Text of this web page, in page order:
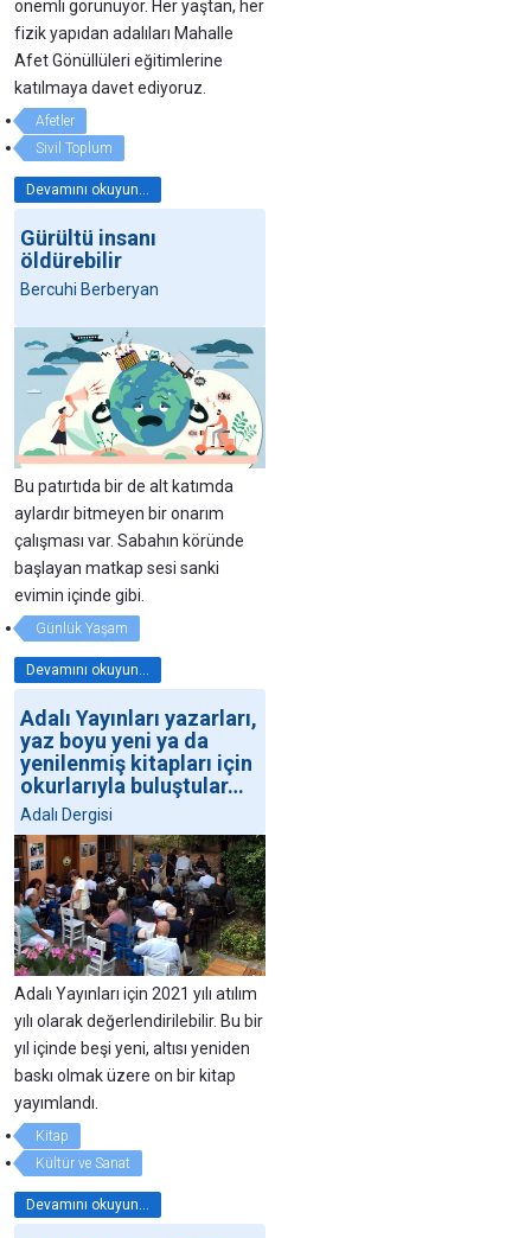
önemli görünüyor. Her yaştan, her
fizik yapıdan adalıları Mahalle
Afet Gönüllüleri eğitimlerine
katılmaya davet ediyoruz.
Afetler
Sivil Toplum
Devamını okuyun...
Gürültü insanı
öldürebilir
Bercuhi Berberyan
Bu patırtıda bir de alt katımda
aylardır bitmeyen bir onarım
çalışması var. Sabahın köründe
başlayan matkap sesi sanki
evimin içinde gibi.
Günlük Yaşam
Devamını okuyun...
Adalı Yayınları yazarları,
yaz boyu yeni ya da
yenilenmiş kitapları için
okurlarıyla buluştular…
Adalı Dergisi
Adalı Yayınları için 2021 yılı atılım
yılı olarak değerlendirilebilir. Bu bir
yıl içinde beşi yeni, altısı yeniden
baskı olmak üzere on bir kitap
yayımlandı.
Kitap
Kültür ve Sanat
Devamını okuyun...